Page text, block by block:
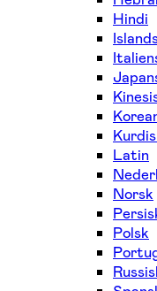
Hindi
Latin
Norsk
Polsk